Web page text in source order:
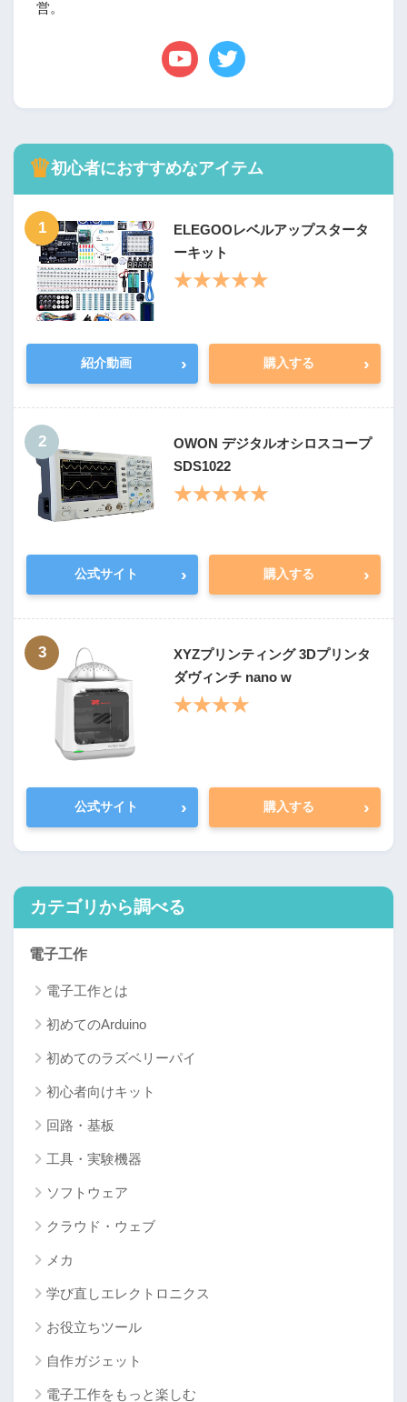
営。
♛初心者におすすめなアイテム
1
ELEGOOレベルアップスタータ
ーキット
★★★★★
紹介動画 › 購入する ›
2
OWON デジタルオシロスコープ
SDS1022
★★★★★
公式サイト › 購入する ›
3
XYZプリンティング 3Dプリンタ
ダヴィンチ nano w
★★★★
公式サイト › 購入する ›
カテゴリから調べる
電子工作
電子工作とは
初めてのArduino
初めてのラズベリーパイ
初心者向けキット
回路・基板
工具・実験機器
ソフトウェア
クラウド・ウェブ
メカ
学び直しエレクトロニクス
お役立ちツール
自作ガジェット
電子工作をもっと楽しむ